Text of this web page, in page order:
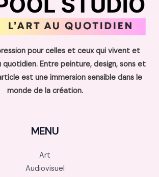
pour celles et ceux qui vivent et
quotidien. Entre peinture, design, sons et
est une immersion sensible dans le
monde de la création.
MENU
Art
Audiovisuel